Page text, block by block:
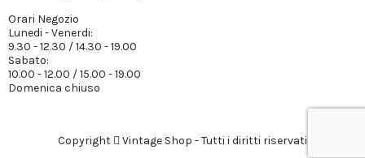
Orari Negozio
Lunedi - Venerdi:
9.30 - 12.30 / 14.30 - 19.00
Sabato:
10.00 - 12.00 / 15.00 - 19.00
Domenica chiuso
Copyright Vintage Shop - Tutti i diritti riservati